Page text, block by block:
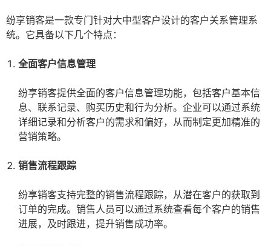
纷享销客是一款专门针对大中型客户设计的客户关系管理系
统。它具备以下几个特点：
全面客户信息管理
纷享销客提供全面的客户信息管理功能，包括客户基本信
息、联系记录、购买历史和行为分析。企业可以通过系统
详细记录和分析客户的需求和偏好，从而制定更加精准的
营销策略。
销售流程跟踪
纷享销客支持完整的销售流程跟踪，从潜在客户的获取到
订单的完成。销售人员可以通过系统查看每个客户的销售
进展，及时跟进，提升销售成功率。